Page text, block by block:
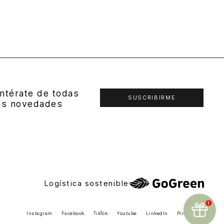
de todas
novedades
SUSCRIBIRME
Logística sostenible
Instagram Facebook TikTok Youtube LinkedIn Pinterest